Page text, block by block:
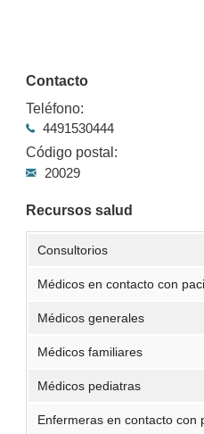
Contacto
Teléfono:
4491530444
Código postal:
20029
Recursos salud
Consultorios
Médicos en contacto con
Médicos generales
Médicos familiares
Médicos pediatras
Enfermeras en contacto con